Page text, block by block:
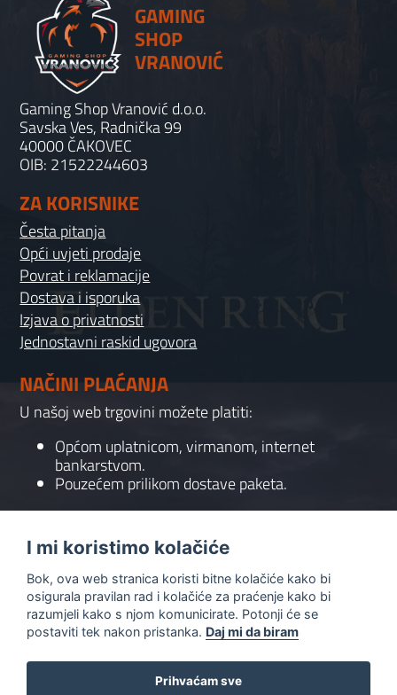
GAMING
SHOP
VRANOVIĆ
Gaming Shop Vranović d.o.o.
Savska Ves, Radnička 99
40000 ČAKOVEC
OIB: 21522244603
ZA KORISNIKE
Česta pitanja
Opći uvjeti prodaje
Povrat i reklamacije
Dostava i isporuka
Izjava o privatnosti
Jednostavni raskid ugovora
NAČINI PLAĆANJA
U našoj web trgovini možete platiti:
Općom uplatnicom, virmanom, internet
bankarstvom.
Pouzećem prilikom dostave paketa.
KONTAKT
info@gaming-shop-vranovic.hr
I mi koristimo kolačiće
Bok, ova web stranica koristi bitne kolačiće kako bi
osigurala pravilan rad i kolačiće za praćenje kako bi
razumjeli kako s njom komunicirate. Potonji će se
postaviti tek nakon pristanka. Daj mi da biram
Prihvaćam sve